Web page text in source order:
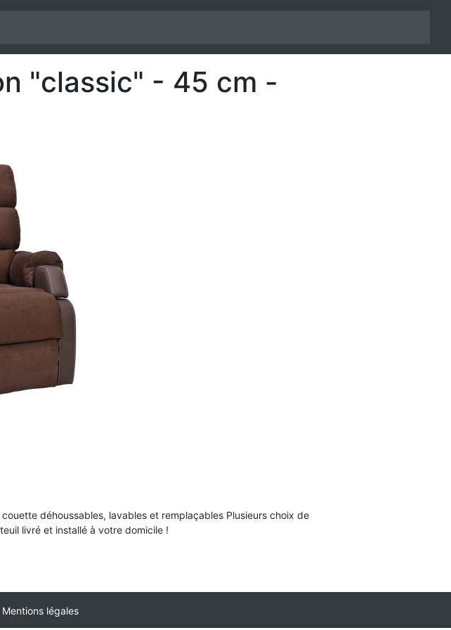
"classic" - 45 cm -
déhoussables, lavables et remplaçables Plusieurs choix de
livré et installé à votre domicile !
Mentions légales